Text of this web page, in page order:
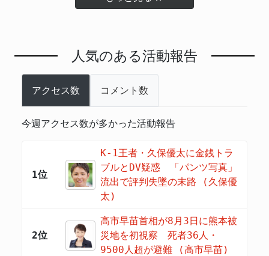
人気のある活動報告
アクセス数 コメント数
今週アクセス数が多かった活動報告
1位
K-1王者・久保優太に金銭トラ
ブルとDV疑惑 「パンツ写真」
流出で評判失墜の末路 (久保優
太)
2位
高市早苗首相が8月3日に熊本被
災地を初視察 死者36人・
9500人超が避難 (高市早苗)